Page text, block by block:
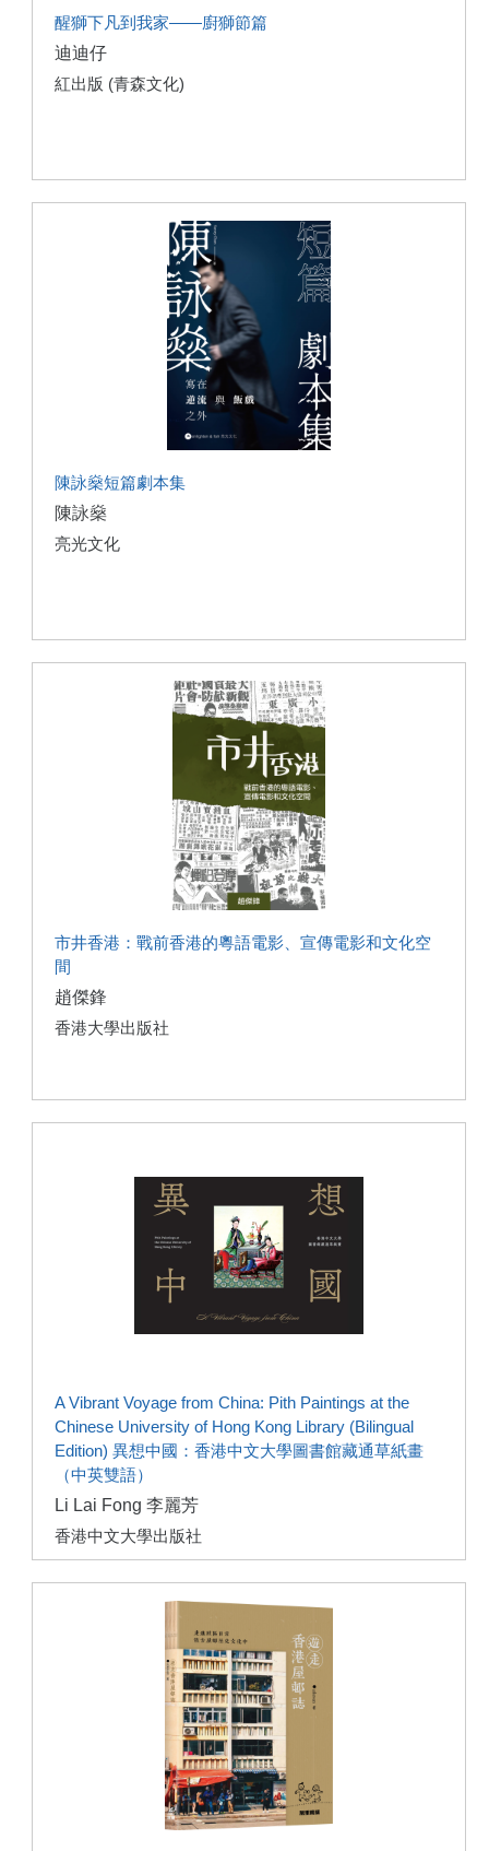
醒獅下凡到我家——廚獅節篇
迪迪仔
紅出版 (青森文化)
陳詠燊短篇劇本集
陳詠燊
亮光文化
市井香港：戰前香港的粵語電影、宣傳電影和文化空
間
趙傑鋒
香港大學出版社
A Vibrant Voyage from China: Pith Paintings at the
Chinese University of Hong Kong Library (Bilingual
Edition) 異想中國：香港中文大學圖書館藏通草紙畫
（中英雙語）
Li Lai Fong 李麗芳
香港中文大學出版社